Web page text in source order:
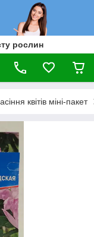
рослин
квітів міні-пакет